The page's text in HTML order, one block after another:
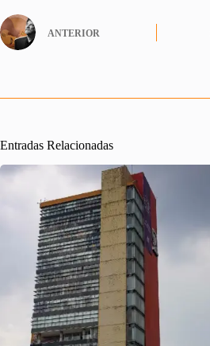
ANTERIOR
Entradas Relacionadas